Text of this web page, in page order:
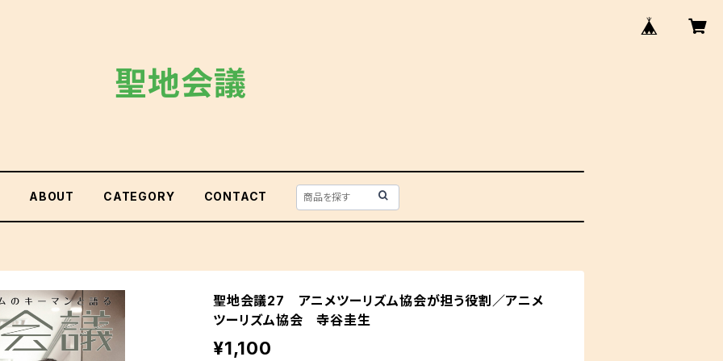
聖地会議
ABOUT CATEGORY CONTACT
聖地会議27 アニメツーリズム協会が担う役割／アニメ
ツーリズム協会 寺谷圭生
¥1,100